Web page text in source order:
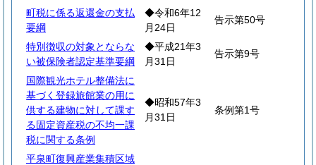
町税に係る返還金の支払
要綱
◆令和6年12
月24日
告示第50号
特別徴収の対象とならな
い被保険者認定基準要綱
◆平成21年3
月31日
告示第9号
国際観光ホテル整備法に
基づく登録旅館業の用に
供する建物に対して課す
る固定資産税の不均一課
税に関する条例
◆昭和57年3
月31日
条例第1号
平泉町復興産業集積区域